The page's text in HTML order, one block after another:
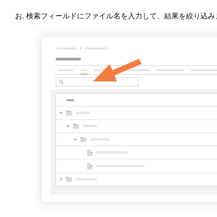
検索フィールドにファイル名を入力して、結果を絞り込